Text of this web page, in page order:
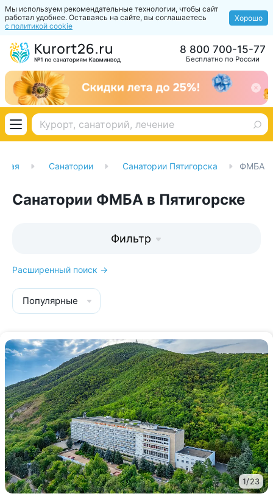
Мы используем рекомендательные технологии, чтобы сайт
работал удобнее. Оставаясь на сайте, вы соглашаетесь
с политикой cookie
Хорошо
Бесплатно по России
8 800 700-15-77
Санатории Санатории Пятигорска ФМБА
Санатории ФМБА в Пятигорске
Фильтр
Расширенный поиск →
Популярные
1/23